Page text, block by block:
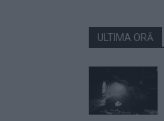
ULTIMA ORĂ